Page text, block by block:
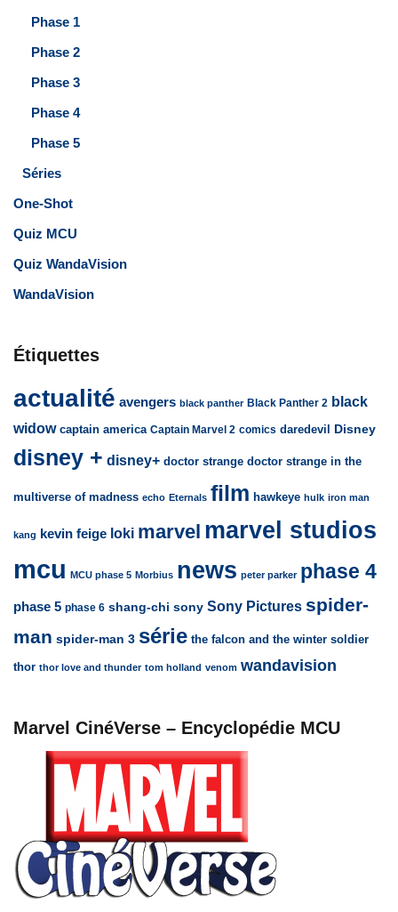
Phase 1
Phase 2
Phase 3
Phase 4
Phase 5
Séries
One-Shot
Quiz MCU
Quiz WandaVision
WandaVision
Étiquettes
actualité avengers black panther Black Panther 2 black
widow captain america Captain Marvel 2 comics daredevil Disney
disney + disney+ doctor strange doctor strange in the
multiverse of madness echo Eternals film hawkeye hulk iron man
kang kevin feige loki marvel marvel studios
mcu MCU phase 5 Morbius news peter parker phase 4
phase 5 phase 6 shang-chi sony Sony Pictures spider-
man spider-man 3 série the falcon and the winter soldier
thor thor love and thunder tom holland venom wandavision
Marvel CinéVerse – Encyclopédie MCU